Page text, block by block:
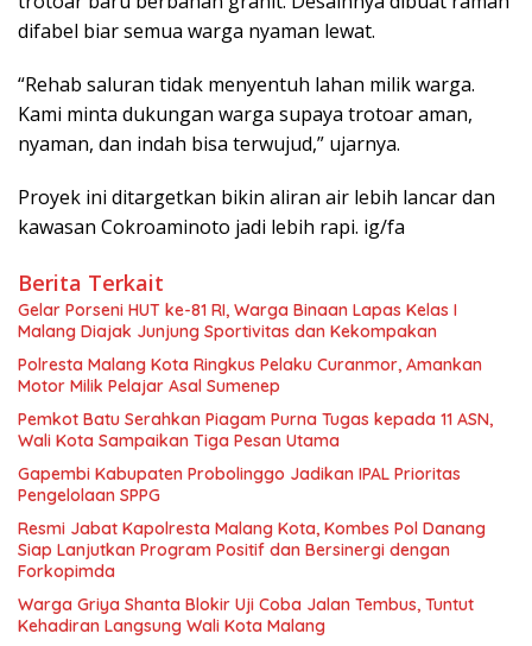
difabel biar semua warga nyaman lewat.
“Rehab saluran tidak menyentuh lahan milik warga.
Kami minta dukungan warga supaya trotoar aman,
nyaman, dan indah bisa terwujud,” ujarnya.
Proyek ini ditargetkan bikin aliran air lebih lancar dan
kawasan Cokroaminoto jadi lebih rapi. ig/fa
Berita Terkait
Gelar Porseni HUT ke-81 RI, Warga Binaan Lapas Kelas I
Malang Diajak Junjung Sportivitas dan Kekompakan
Polresta Malang Kota Ringkus Pelaku Curanmor, Amankan
Motor Milik Pelajar Asal Sumenep
Pemkot Batu Serahkan Piagam Purna Tugas kepada 11 ASN,
Wali Kota Sampaikan Tiga Pesan Utama
Gapembi Kabupaten Probolinggo Jadikan IPAL Prioritas
Pengelolaan SPPG
Resmi Jabat Kapolresta Malang Kota, Kombes Pol Danang
Siap Lanjutkan Program Positif dan Bersinergi dengan
Forkopimda
Warga Griya Shanta Blokir Uji Coba Jalan Tembus, Tuntut
Kehadiran Langsung Wali Kota Malang